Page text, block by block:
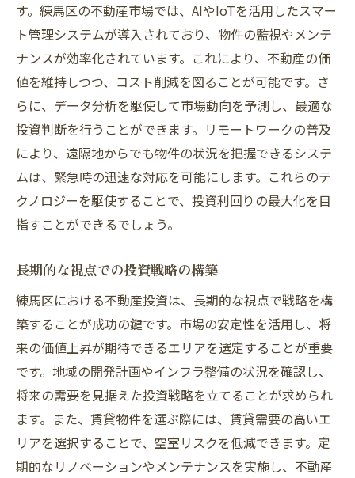
す。練馬区の不動産市場では、AIやIoTを活用したスマー
ト管理システムが導入されており、物件の監視やメンテ
ナンスが効率化されています。これにより、不動産の価
値を維持しつつ、コスト削減を図ることが可能です。さ
らに、データ分析を駆使して市場動向を予測し、最適な
投資判断を行うことができます。リモートワークの普及
により、遠隔地からでも物件の状況を把握できるシステ
ムは、緊急時の迅速な対応を可能にします。これらのテ
クノロジーを駆使することで、投資利回りの最大化を目
指すことができるでしょう。
長期的な視点での投資戦略の構築
練馬区における不動産投資は、長期的な視点で戦略を構
築することが成功の鍵です。市場の安定性を活用し、将
来の価値上昇が期待できるエリアを選定することが重要
です。地域の開発計画やインフラ整備の状況を確認し、
将来の需要を見据えた投資戦略を立てることが求められ
ます。また、賃貸物件を選ぶ際には、賃貸需要の高いエ
リアを選択することで、空室リスクを低減できます。定
期的なリノベーションやメンテナンスを実施し、不動産